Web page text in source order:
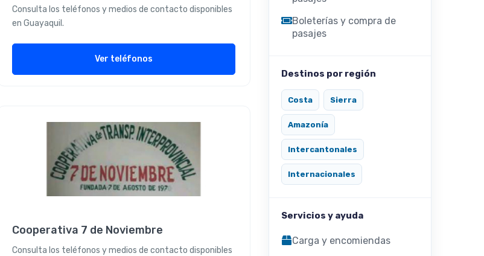
Consulta los teléfonos y medios de contacto disponibles
en Guayaquil.
Ver teléfonos
Cooperativa 7 de Noviembre
Consulta los teléfonos y medios de contacto disponibles
Boleterías y compra de
pasajes
Destinos por región
Costa Sierra
Amazonía
Intercantonales
Internacionales
Servicios y ayuda
Carga y encomiendas